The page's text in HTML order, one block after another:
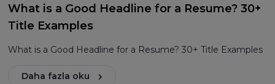
What is a Good Headline for a Resume? 30+
Title Examples
What is a Good Headline for a Resume? 30+ Title Examples
Daha fazla oku